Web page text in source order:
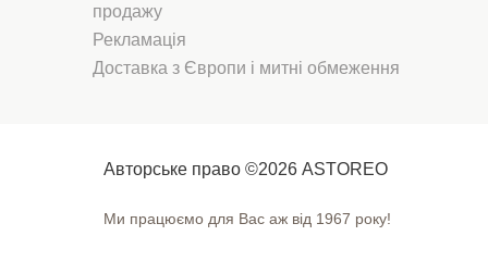
продажу
Рекламація
Доставка з Європи і митні обмеження
Авторське право ©2026 ASTOREO
Ми працюємо для Вас аж від 1967 року!